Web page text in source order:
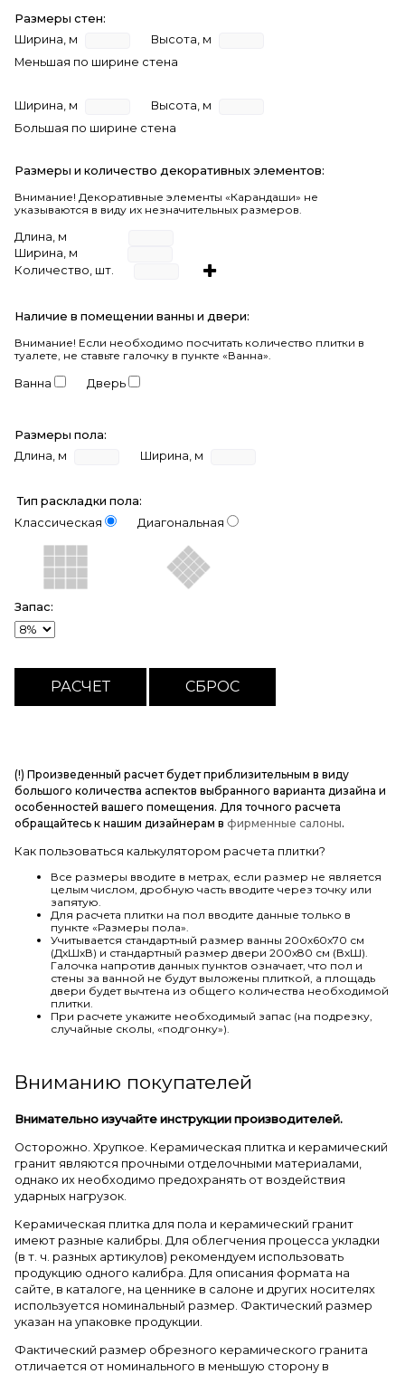
Размеры стен:
Ширина, м
Высота, м
Меньшая по ширине стена
Ширина, м
Высота, м
Большая по ширине стена
Размеры и количество декоративных элементов:
Внимание! Декоративные элементы «Карандаши» не
указываются в виду их незначительных размеров.
Длина, м
Ширина, м
Количество, шт.
Наличие в помещении ванны и двери:
Внимание! Если необходимо посчитать количество плитки в
туалете, не ставьте галочку в пункте «Ванна».
Ванна Дверь
Размеры пола:
Длина, м
Ширина, м
Тип раскладки пола:
Классическая
Диагональная
Запас:
(!) Произведенный расчет будет приблизительным в виду
большого количества аспектов выбранного варианта дизайна и
особенностей вашего помещения. Для точного расчета
обращайтесь к нашим дизайнерам в фирменные салоны.
Как пользоваться калькулятором расчета плитки?
Все размеры вводите в метрах, если размер не является
целым числом, дробную часть вводите через точку или
запятую.
Для расчета плитки на пол вводите данные только в
пункте «Размеры пола».
Учитывается стандартный размер ванны 200х60х70 см
(ДхШхВ) и стандартный размер двери 200х80 см (ВхШ).
Галочка напротив данных пунктов означает, что пол и
стены за ванной не будут выложены плиткой, а площадь
двери будет вычтена из общего количества необходимой
плитки.
При расчете укажите необходимый запас (на подрезку,
случайные сколы, «подгонку»).
Вниманию покупателей
Внимательно изучайте инструкции производителей.
Осторожно. Хрупкое. Керамическая плитка и керамический
гранит являются прочными отделочными материалами,
однако их необходимо предохранять от воздействия
ударных нагрузок.
Керамическая плитка для пола и керамический гранит
имеют разные калибры. Для облегчения процесса укладки
(в т. ч. разных артикулов) рекомендуем использовать
продукцию одного калибра. Для описания формата на
сайте, в каталоге, на ценнике в салоне и других носителях
используется номинальный размер. Фактический размер
указан на упаковке продукции.
Фактический размер обрезного керамического гранита
отличается от номинального в меньшую сторону в